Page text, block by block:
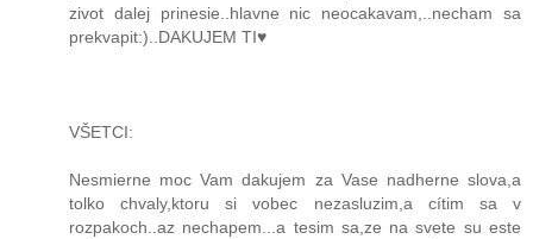
zivot dalej prinesie..hlavne nic neocakavam,..necham sa
prekvapit:)..DAKUJEM TI♥
VŠETCI:
Nesmierne moc Vam dakujem za Vase nadherne slova,a
tolko chvaly,ktoru si vobec nezasluzim,a cítim sa v
rozpakoch..az nechapem...a tesim sa,ze na svete su este